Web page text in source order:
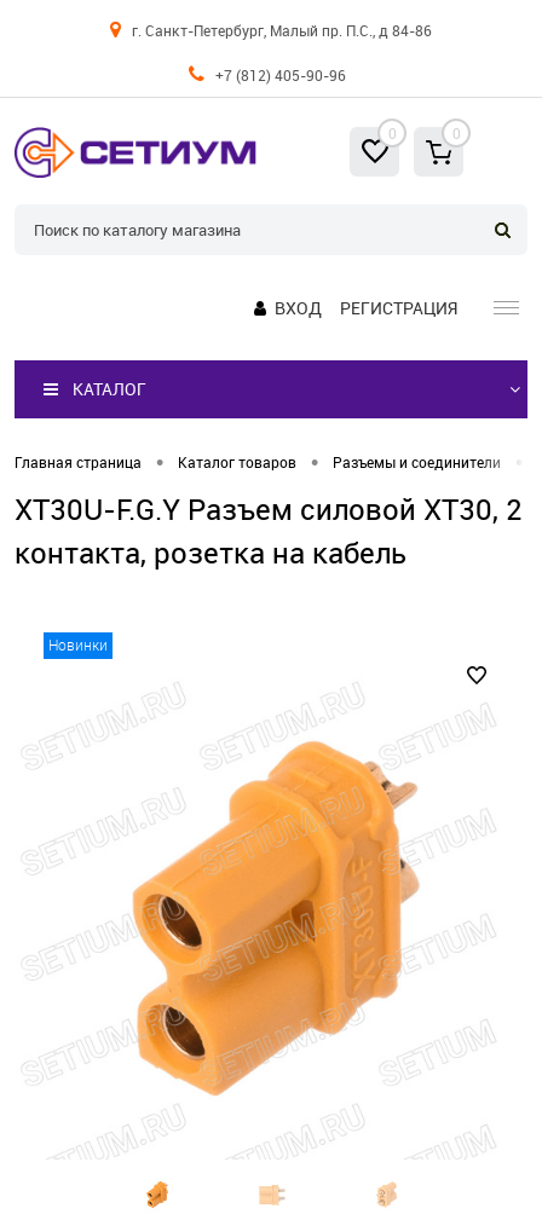
г. Санкт-Петербург, Малый пр. П.С., д 84-86
+7 (812) 405-90-96
0 0
ВХОД РЕГИСТРАЦИЯ
КАТАЛОГ
Главная страница • Каталог товаров • Разъемы и соединители
XT30U-F.G.Y Разъем силовой XT30, 2
контакта, розетка на кабель
Новинки